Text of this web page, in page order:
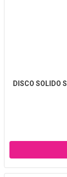
DISCO SOLIDO